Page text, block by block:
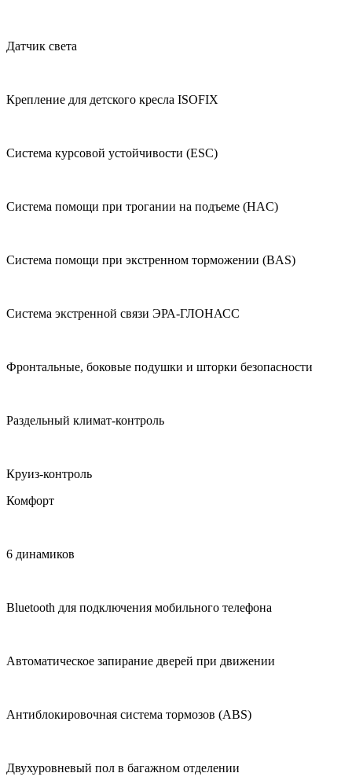
Датчик света
Крепление для детского кресла ISOFIX
Система курсовой устойчивости (ESC)
Система помощи при трогании на подъеме (HAC)
Система помощи при экстренном торможении (BAS)
Система экстренной связи ЭРА-ГЛОНАСС
Фронтальные, боковые подушки и шторки безопасности
Раздельный климат-контроль
Круиз-контроль
Комфорт
6 динамиков
Bluetooth для подключения мобильного телефона
Автоматическое запирание дверей при движении
Антиблокировочная система тормозов (ABS)
Двухуровневый пол в багажном отделении